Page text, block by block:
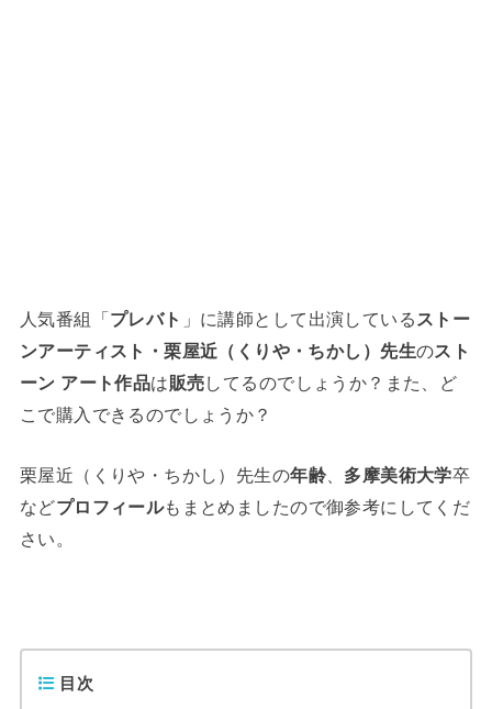
人気番組「プレバト 」に講師として出演している ストー
ンアーティスト・栗屋近（くりや・ちかし）先生のスト
ーン アート作品は販売してるのでしょうか？また、ど
こで購入できるのでしょうか？
栗屋近（くりや・ちかし）先生の年齢、 多摩美術大学卒
などプロフィールもまとめましたので御参考にしてくだ
さい。
目次